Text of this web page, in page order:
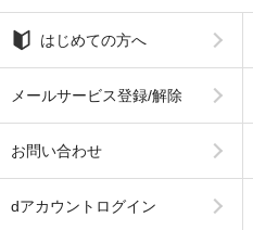
はじめての方へ
メールサービス登録/解除
お問い合わせ
dアカウントログイン